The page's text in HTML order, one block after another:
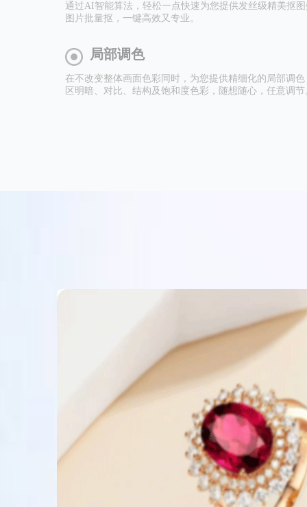
通过AI智能算法，轻松一点快速为您提供发丝级精美抠
图片批量抠，一键高效又专业。
局部调色
在不改变整体画面色彩同时，为您提供精细化的局部调
区明暗、对比、结构及饱和度色彩，随想随心，任意调节